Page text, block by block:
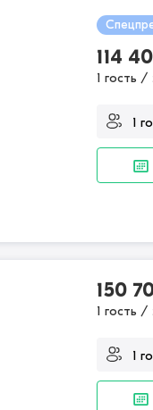
114
1 гость /
150
1 гость /